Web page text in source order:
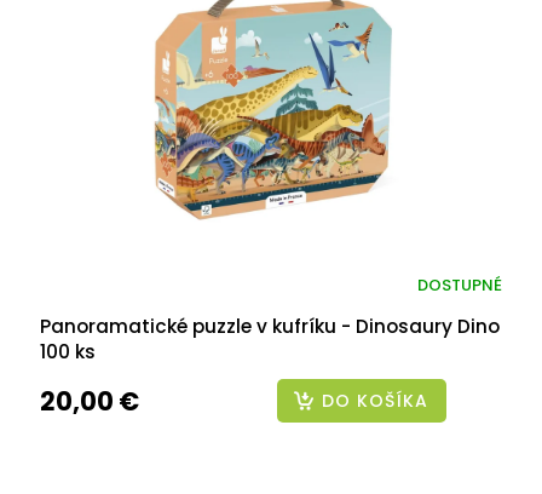
Panoramatické puzzle v kufríku - Dinosaury Dino
100 ks
DOSTUPNÉ
20,00 € DO KOŠÍKA